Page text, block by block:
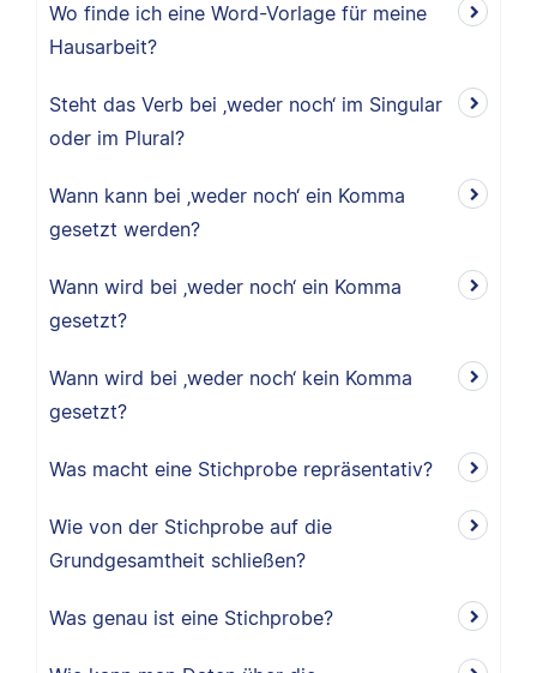
Wo finde ich eine Word-Vorlage für meine
Hausarbeit?
Steht das Verb bei ‚weder noch‘ im Singular
oder im Plural?
Wann kann bei ‚weder noch‘ ein Komma
gesetzt werden?
Wann wird bei ‚weder noch‘ ein Komma
gesetzt?
Wann wird bei ‚weder noch‘ kein Komma
gesetzt?
Was macht eine Stichprobe repräsentativ?
Wie von der Stichprobe auf die
Grundgesamtheit schließen?
Was genau ist eine Stichprobe?